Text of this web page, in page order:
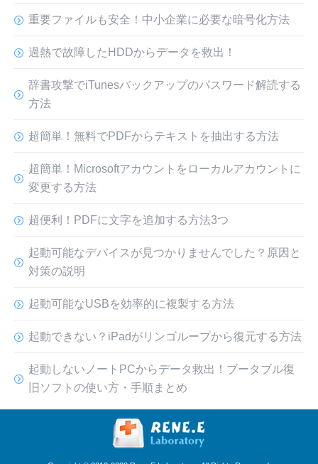
重要ファイルも安全！中小企業に必要な暗号化方法
過熱で故障したHDDからデータを救出！
辞書攻撃でiTunesバックアップのパスワード解読する
方法
超簡単！無料でPDFからテキストを抽出する方法
超簡単！Microsoftアカウントをローカルアカウントに
変更する方法
超便利！PDFに文字を追加する方法3つ
起動可能なデバイスが見つかりませんでした？原因と
対策の説明
起動可能なUSBを効率的に複製する方法
起動できない？iPadがリンゴループから復元する方法
起動しないノートPCからデータ救出！ブータブル復
旧ソフトの使い方・手順まとめ